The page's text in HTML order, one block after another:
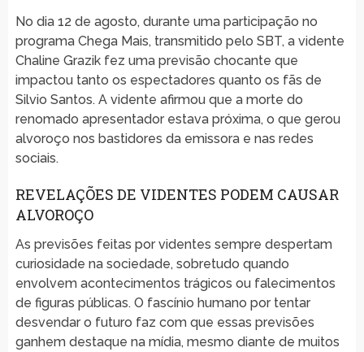
No dia 12 de agosto, durante uma participação no
programa Chega Mais, transmitido pelo SBT, a vidente
Chaline Grazik fez uma previsão chocante que
impactou tanto os espectadores quanto os fãs de
Silvio Santos. A vidente afirmou que a morte do
renomado apresentador estava próxima, o que gerou
alvoroço nos bastidores da emissora e nas redes
sociais.
REVELAÇÕES DE VIDENTES PODEM CAUSAR
ALVOROÇO
As previsões feitas por videntes sempre despertam
curiosidade na sociedade, sobretudo quando
envolvem acontecimentos trágicos ou falecimentos
de figuras públicas. O fascínio humano por tentar
desvendar o futuro faz com que essas previsões
ganhem destaque na mídia, mesmo diante de muitos